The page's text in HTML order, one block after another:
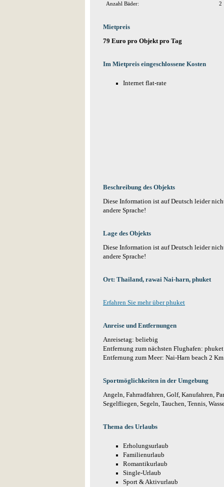
Anzahl Bäder: 2
Mietpreis
79 Euro pro Objekt pro Tag
Im Mietpreis eingeschlossene Kosten
Internet flat-rate
Beschreibung des Objekts
Diese Information ist auf Deutsch leider
andere Sprache!
Lage des Objekts
Diese Information ist auf Deutsch leider
andere Sprache!
Ort: Thailand, rawai Nai-harn, phuket
Erfahren Sie mehr über phuket
Anreise und Entfernungen
Anreisetag: beliebig
Entfernung zum nächsten Flughafen:
Entfernung zum Meer: Nai-Harn beach 2 Km
Sportmöglichkeiten in der Umgebung
Angeln, Fahrradfahren, Golf, Kanufahren,
Segelfliegen, Segeln, Tauchen, Tennis,
Thema des Urlaubs
Erholungsurlaub
Familienurlaub
Romantikurlaub
Single-Urlaub
Sport & Aktivurlaub